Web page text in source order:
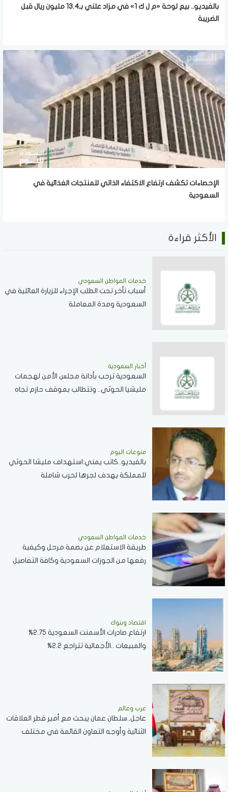
بالفيديو.. بيع لوحة «م ل ك 1» في مزاد علني بـ13.4 مليون ريال قبل
الضريبة
الإحصاءات تكشف ارتفاع الاكتفاء الذاتي للمنتجات الغذائية في
السعودية
الأكثر قراءة
خدمات المواطن السعودي
أسباب تأخر تحت الطلب الإجراء للزيارة العائلية في
السعودية ومدة المعاملة
أخبار السعودية
السعودية ترحب بأدانة مجلس الأمن لهجمات
مليشيا الحوثي.. وتتطالب بموقف حازم تجاه
منوعات اليوم
بالفيديو..كاتب يمني:استهداف مليشا الحوثي
للمملكة يهدف لجرها لحرب شاملة
خدمات المواطن السعودي
طريقة الاستعلام عن بصمة مرحل وكيفية
رفعها من الجوزات السعودية وكافة التفاصيل
اقتصاد وبنوك
ارتفاع صادرات الأسمنت السعودية 2.75%
والمبيعات ..الأجمالية تتراجع 2.2%
عرب وعالم
عاجل..سلطان عمان يبحث مع أمير قطر العلاقات
الثنائية وأوجه التعاون القائمة في مختلف